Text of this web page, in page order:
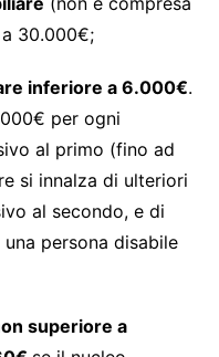
a 30.000€;
inferiore a 6.000€.
per ogni
al primo (fino ad
si innalza di ulteriori
al secondo, e di
persona disabile
superiore a